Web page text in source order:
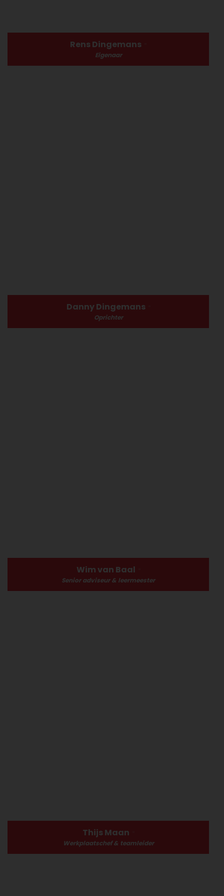
Rens Dingemans
Eigenaar
Danny Dingemans
Oprichter
Wim van Baal
Senior adviseur & leermeester
Thijs Maan
Werkplaatschef & teamleider